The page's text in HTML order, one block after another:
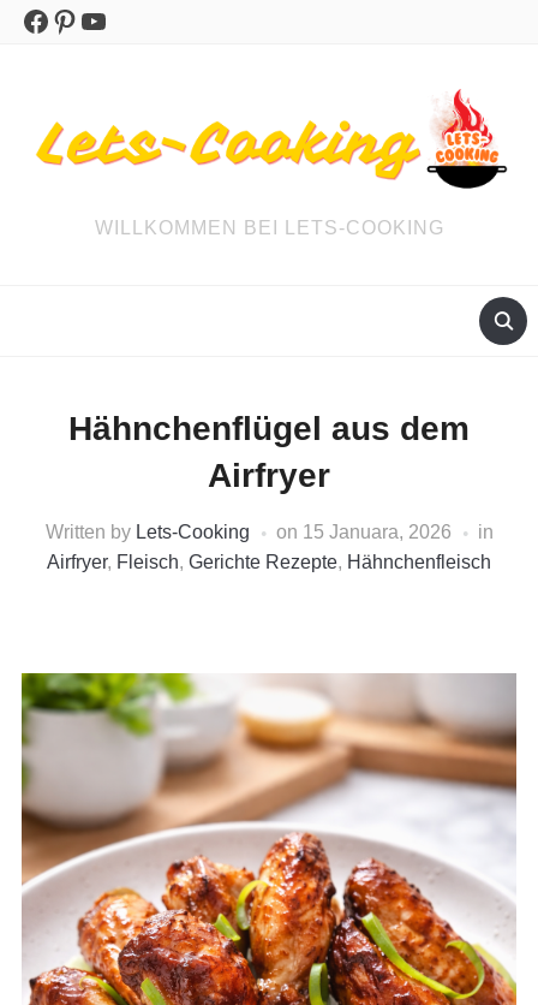
Facebook
Pinterest
YouTube
WILLKOMMEN BEI LETS-COOKING
Hähnchenflügel aus dem
Airfryer
Written by Lets-Cooking on 15 Januara, 2026
in
Airfryer, Fleisch, Gerichte Rezepte, Hähnchenfleisch